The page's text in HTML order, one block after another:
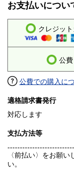
お支払いについ
クレジッ
公費
公費での購入に
適格請求書発行
対応します
支払方法等
〈前払い〉をお願
い。